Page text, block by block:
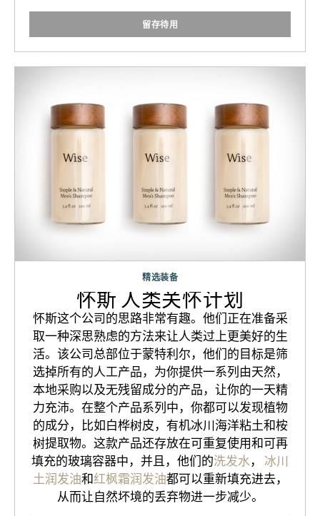
留存待用
精选装备
怀斯 人类关怀计划
怀斯这个公司的思路非常有趣。他们正在准备采
取一种深思熟虑的方法来让人类过上更美好的生
活。该公司总部位于蒙特利尔，他们的目标是筛
选掉所有的人工产品，为你提供一系列由天然，
本地采购以及无残留成分的产品，让你的一天精
力充沛。在整个产品系列中，你都可以发现植物
的成分，比如白桦树皮，有机冰川海洋粘土和桉
树提取物。这款产品还存放在可重复使用和可再
填充的玻璃容器中，并且，他们的洗发水 ，
冰川
土润发油和红枫霜润发油都可以重新填充进去，
从而让自然坏境的丢弃物进一步减少。